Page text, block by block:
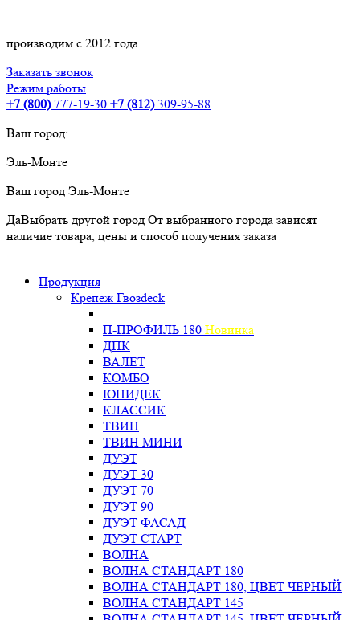
производим с 2012 года
Заказать звонок
Режим работы
+7 (800)777-19-30 +7 (812)309-95-88
Ваш город:
Эль-Монте
Ваш город Эль-Монте
ДаВыбрать другой город От выбранного города зависят
наличие товара, цены и способ получения заказа
Продукция
Крепеж Гвозdeck
П-ПРОФИЛЬ 180 Новинка
ДПК
ВАЛЕТ
КОМБО
ЮНИДЕК
КЛАССИК
ТВИН
ТВИН МИНИ
ДУЭТ
ДУЭТ 30
ДУЭТ 70
ДУЭТ 90
ДУЭТ ФАСАД
ДУЭТ СТАРТ
ВОЛНА
ВОЛНА СТАНДАРТ 180
ВОЛНА СТАНДАРТ 180, ЦВЕТ ЧЕРНЫЙ
ВОЛНА СТАНДАРТ 145